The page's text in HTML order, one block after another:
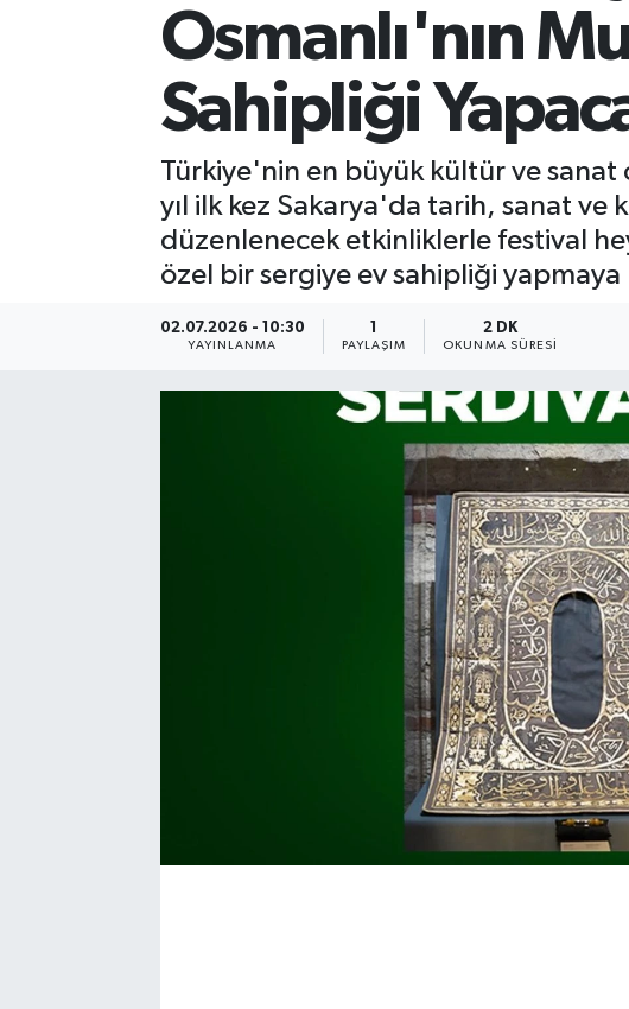
Osmanlı'nın
Sahipliği
Türkiye'nin en büyük kültür ve sanat
yıl ilk kez Sakarya'da tarih, sanat ve
düzenlenecek etkinliklerle festival
özel bir sergiye ev sahipliği yapmaya
02.07.2026 - 10:30
YAYINLANMA
1
PAYLAŞIM
2 DK
OKUNMA SÜRESI